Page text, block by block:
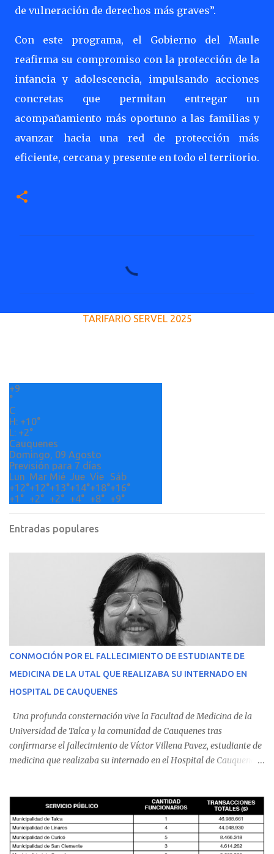
de vulneración de derechos más graves”.
Con este programa, el Gobierno del Maule
reafirma su compromiso con la protección de la
infancia y adolescencia, impulsando acciones
concretas que permitan entregar un
acompañamiento más oportuno a las familias y
avanzar hacia una red de protección más
eficiente, cercana y presente en todo el territorio.
s
TARIFARIO SERVEL 2025
+9
°
C
H: +10°
L: +2°
Cauquenes
Domingo, 09 Agosto
Previsión para 7 días
Lun Mar Mié Jue Vie
Sáb
+12°+12°+13°+14°+18°+16°
+1° +2° +2° +4° +8° +9°
Entradas populares
CONMOCIÓN POR EL FALLECIMIENTO DE ESTUDIANTE DE
MEDICINA DE LA UTAL QUE REALIZABA SU INTERNADO EN
HOSPITAL DE CAUQUENES
Una profunda consternación vive la Facultad de Medicina de la
Universidad de Talca y la comunidad de Cauquenes tras
confirmarse el fallecimiento de Víctor Villena Pavez, estudiante de
medicina que realizaba su internado en el Hospital de Cauquenes.
malestares físicos. Dada la complejidad de su estado de salud, el
equipo médico determinó su traslado de urgencia al Hospital
Regional de Talca y dado la urgencia la ambulancia partió hacia
Talca con escolta de Carabineros. En medio del traslado, el